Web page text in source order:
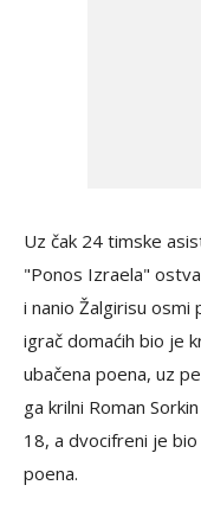
Uz čak 24 timske
"Ponos Izraela"
i nanio Žalgirisu osmi
igrač domaćih bio je
ubačena poena, uz
ga krilni Roman
18, a dvocifreni je
poena.